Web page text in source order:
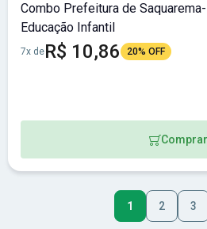
Combo Prefeitura de
Educação Infantil
7x deR$ 10,86 20% OFF
Comprar
1 2 3